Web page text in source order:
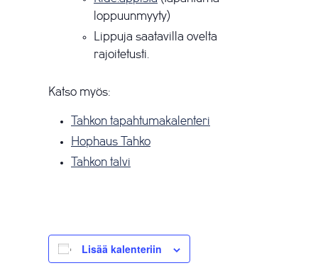
loppuunmyyty)
Lippuja saatavilla ovelta
rajoitetusti.
Katso myös:
Tahkon tapahtumakalenteri
Hophaus Tahko
Tahkon talvi
Lisää kalenteriin